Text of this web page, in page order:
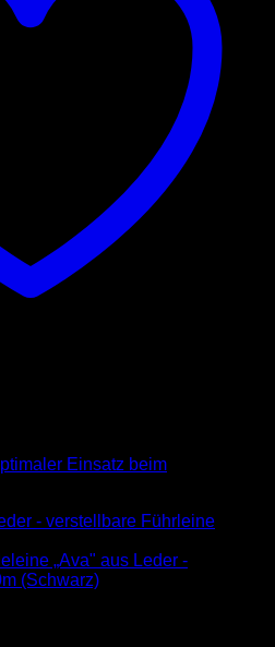
Einsatz beim